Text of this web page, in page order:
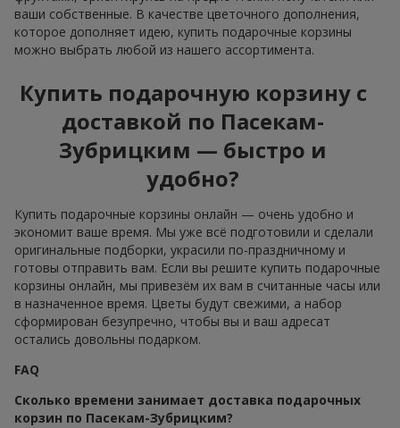
ваши собственные. В качестве цветочного дополнения,
которое дополняет идею, купить подарочные корзины
можно выбрать любой из нашего ассортимента.
Купить подарочную корзину с
доставкой по Пасекам-
Зубрицким — быстро и
удобно?
Купить подарочные корзины онлайн — очень удобно и
экономит ваше время. Мы уже всё подготовили и сделали
оригинальные подборки, украсили по-праздничному и
готовы отправить вам. Если вы решите купить подарочные
корзины онлайн, мы привезём их вам в считанные часы или
в назначенное время. Цветы будут свежими, а набор
сформирован безупречно, чтобы вы и ваш адресат
остались довольны подарком.
FAQ
Сколько времени занимает доставка подарочных
корзин по Пасекам-Зубрицким?